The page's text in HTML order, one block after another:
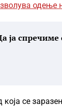
одење
ја спречиме
се